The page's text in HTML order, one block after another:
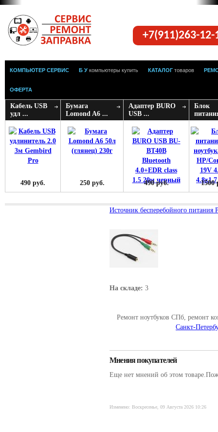
+7(911)263-
КОМПЬЮТЕР СЕРВИС Б У компьютеры купить КАТАЛОГ товаров
ОФЕРТА
Кабель USB
удл ...
490 руб.
Бумага
Lomond A6 ...
250 руб.
Адаптер BURO
USB ...
490 руб.
Блок
1500
Источник бесперебойного питания
На складе: 3
Ремонт ноутбуков СПб, ремонт
Санкт-
Мнения покупателей
Еще нет мнений об этом
Изменено: Воскресенье, 09 Августа 2026 10:26